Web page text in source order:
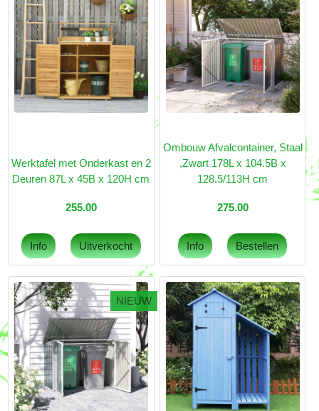
Werktafel met Onderkast en 2
Deuren 87L x 45B x 120H cm
255.00
Ombouw Afvalcontainer, Staal
,Zwart 178L x 104.5B x
128.5/113H cm
275.00
NIEUW